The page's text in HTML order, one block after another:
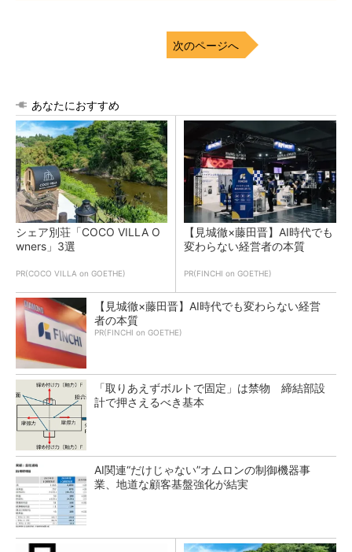
次のページへ
あなたにおすすめ
シェア別荘「COCO VILLA O
wners」3選
PR(COCO VILLA on GOETHE)
【見城徹×藤田晋】AI時代でも
変わらない経営者の本質
PR(FINCHI on GOETHE)
【見城徹×藤田晋】AI時代でも変わらない経営
者の本質
PR(FINCHI on GOETHE)
「取りあえずボルトで固定」は禁物 締結部設
計で押さえるべき基本
AI関連“だけじゃない”オムロンの制御機器事
業、地道な顧客基盤強化が結実